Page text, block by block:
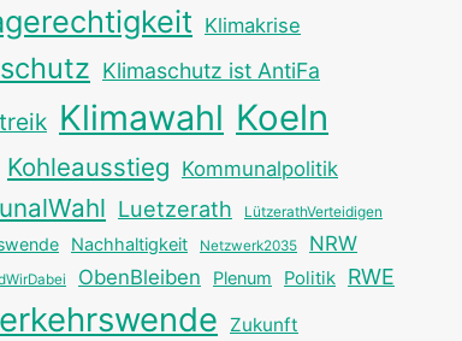
Klimakrise
Klimaschutz ist AntiFa
Klimawahl Koeln
Kohleausstieg Kommunalpolitik
Luetzerath LützerathVerteidigen
Nachhaltigkeit Netzwerk2035 NRW
ObenBleiben Plenum Politik RWE
Zukunft